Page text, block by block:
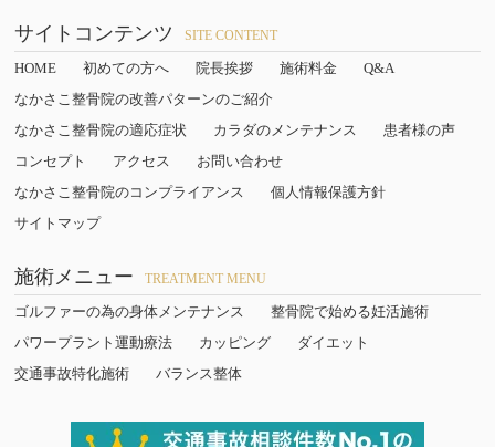
サイトコンテンツ SITE CONTENT
HOME 初めての方へ 院長挨拶 施術料金
Q&A
なかさこ整骨院の改善パターンのご紹介
なかさこ整骨院の適応症状
カラダのメンテナンス
患者様の声
コンセプト
アクセス
お問い合わせ
なかさこ整骨院のコンプライアンス
個人情報保護方針
サイトマップ
施術メニュー TREATMENT MENU
ゴルファーの為の身体メンテナンス
整骨院で始める妊活施術
パワープラント運動療法
カッピング
ダイエット
交通事故特化施術
バランス整体